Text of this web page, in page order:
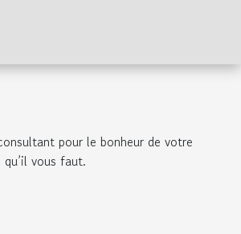
pour le bonheur de votre
vous faut.